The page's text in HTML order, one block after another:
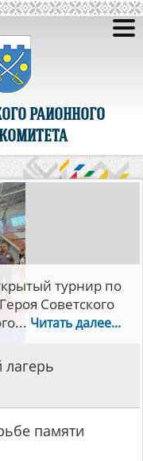
РАЙОННОГО
памяти
турнир по
Советского
Читать далее...